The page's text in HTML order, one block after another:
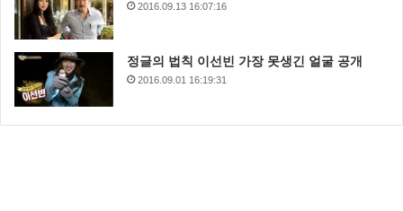
2016.09.13 16:07:16
정글의 법칙 이선빈 가장 못생긴 얼굴 공개
2016.09.01 16:19:31